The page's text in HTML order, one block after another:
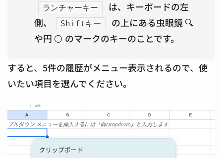
ランチャーキー
は、キーボードの左
側、
Shiftキー
の上にある虫眼鏡 🔍
や円 ⚪ のマークのキーのことです。
すると、5件の履歴がメニュー表示されるので、使
いたい項目を選んでください。